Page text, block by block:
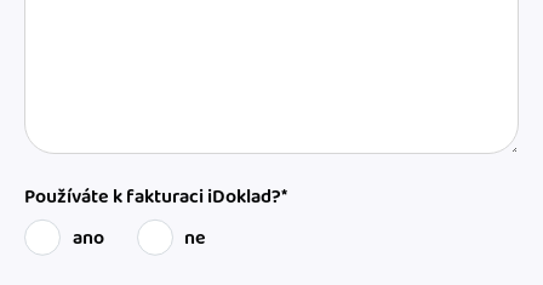
Používáte k fakturaci iDoklad?*
ano
ne